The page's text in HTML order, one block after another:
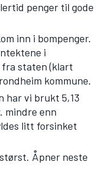
penger til gode
inn i bompenger.
i
fra staten (klart
kommune.
har vi brukt 5,13
mindre enn
litt forsinket
Åpner neste